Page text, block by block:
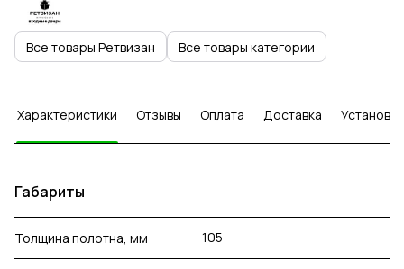
Все товары Ретвизан Все товары категории
Характеристики Отзывы Оплата Доставка Установка
Габариты
Толщина полотна, мм 105